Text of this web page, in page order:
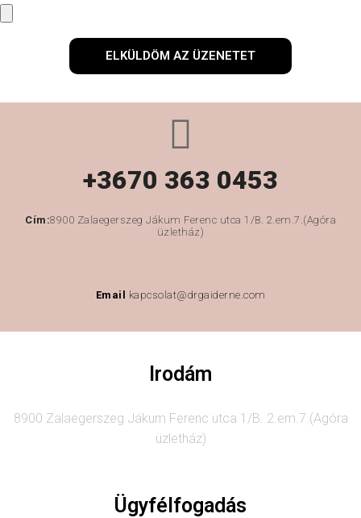
ELKÜLDÖM AZ ÜZENETET
+3670 363 0453
Cím:8900 Zalaegerszeg Jákum Ferenc utca 1/B. 2.em.7.(Agóra
üzletház)
Email kapcsolat@drgaiderne.com
Irodám
8900 Zalaegerszeg Jákum Ferenc utca 1/B. 2.em.7.(Agóra
üzletház)
Ügyfélfogadás